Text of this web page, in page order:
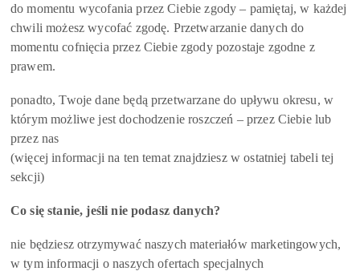
do momentu wycofania przez Ciebie zgody – pamiętaj, w każdej
chwili możesz wycofać zgodę. Przetwarzanie danych do
momentu cofnięcia przez Ciebie zgody pozostaje zgodne z
prawem.
ponadto, Twoje dane będą przetwarzane do upływu okresu, w
którym możliwe jest dochodzenie roszczeń – przez Ciebie lub
przez nas
(więcej informacji na ten temat znajdziesz w ostatniej tabeli tej
sekcji)
Co się stanie, jeśli nie podasz danych?
nie będziesz otrzymywać naszych materiałów marketingowych,
w tym informacji o naszych ofertach specjalnych